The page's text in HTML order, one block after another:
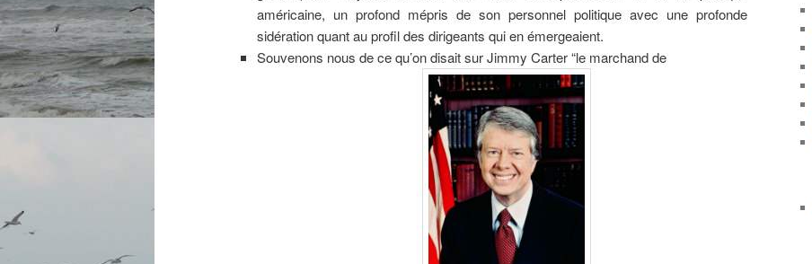
américaine, un profond mépris de son personnel politique avec une profonde
sidération quant au profil des dirigeants qui en émergeaient.
Souvenons nous de ce qu’on disait sur Jimmy Carter “le marchand de